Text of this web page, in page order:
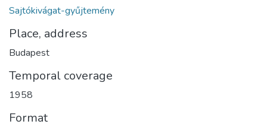
Sajtókivágat-gyűjtemény
Place, address
Budapest
Temporal coverage
1958
Format